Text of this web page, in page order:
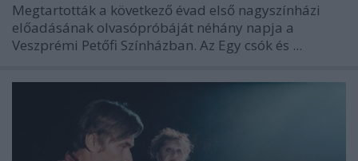
Megtartották a következő évad első nagyszínházi
előadásának olvasópróbáját néhány napja a
Veszprémi Petőfi Színházban. Az Egy csók és ...